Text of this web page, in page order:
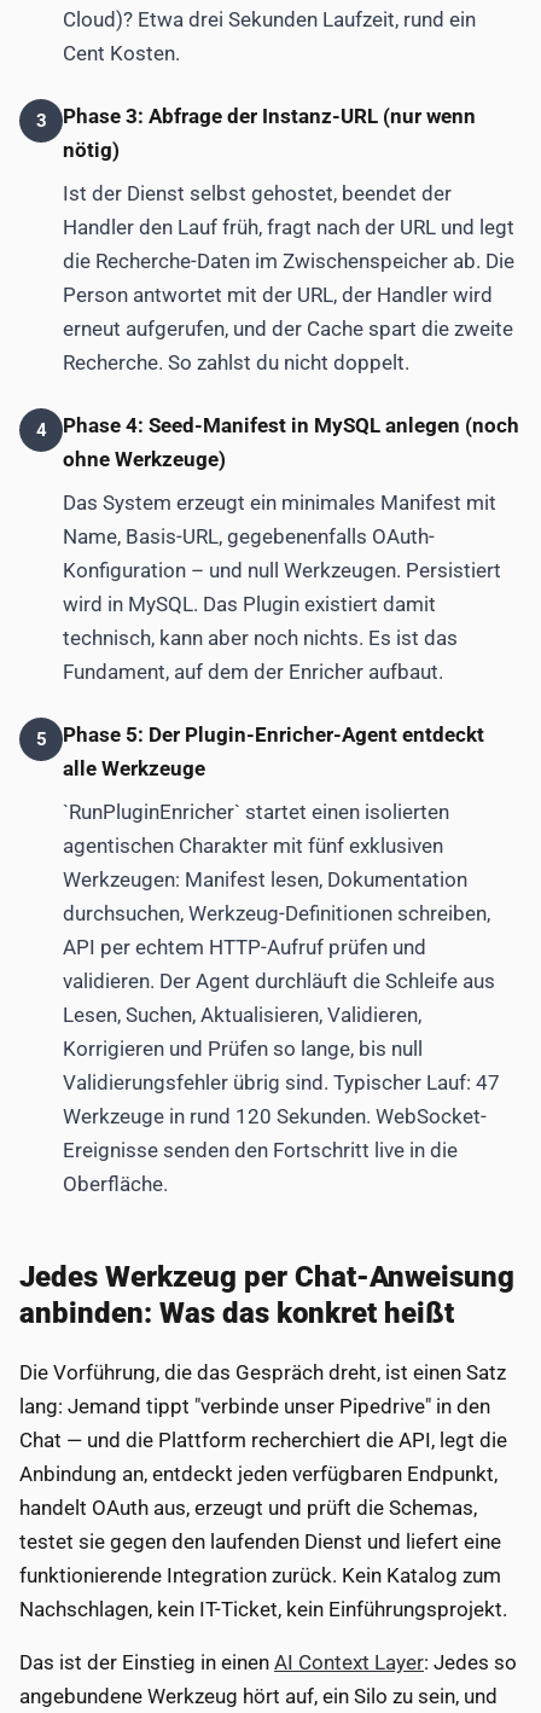
Cloud)? Etwa drei Sekunden Laufzeit, rund ein
Cent Kosten.
3
Phase 3: Abfrage der Instanz-URL (nur wenn
nötig)
Ist der Dienst selbst gehostet, beendet der
Handler den Lauf früh, fragt nach der URL und legt
die Recherche-Daten im Zwischenspeicher ab. Die
Person antwortet mit der URL, der Handler wird
erneut aufgerufen, und der Cache spart die zweite
Recherche. So zahlst du nicht doppelt.
4
Phase 4: Seed-Manifest in MySQL anlegen (noch
ohne Werkzeuge)
Das System erzeugt ein minimales Manifest mit
Name, Basis-URL, gegebenenfalls OAuth-
Konfiguration – und null Werkzeugen. Persistiert
wird in MySQL. Das Plugin existiert damit
technisch, kann aber noch nichts. Es ist das
Fundament, auf dem der Enricher aufbaut.
5
Phase 5: Der Plugin-Enricher-Agent entdeckt
alle Werkzeuge
`RunPluginEnricher` startet einen isolierten
agentischen Charakter mit fünf exklusiven
Werkzeugen: Manifest lesen, Dokumentation
durchsuchen, Werkzeug-Definitionen schreiben,
API per echtem HTTP-Aufruf prüfen und
validieren. Der Agent durchläuft die Schleife aus
Lesen, Suchen, Aktualisieren, Validieren,
Korrigieren und Prüfen so lange, bis null
Validierungsfehler übrig sind. Typischer Lauf: 47
Werkzeuge in rund 120 Sekunden. WebSocket-
Ereignisse senden den Fortschritt live in die
Oberfläche.
Jedes Werkzeug per Chat-Anweisung
anbinden: Was das konkret heißt
Die Vorführung, die das Gespräch dreht, ist einen Satz
lang: Jemand tippt "verbinde unser Pipedrive" in den
Chat — und die Plattform recherchiert die API, legt die
Anbindung an, entdeckt jeden verfügbaren Endpunkt,
handelt OAuth aus, erzeugt und prüft die Schemas,
testet sie gegen den laufenden Dienst und liefert eine
funktionierende Integration zurück. Kein Katalog zum
Nachschlagen, kein IT-Ticket, kein Einführungsprojekt.
Das ist der Einstieg in einen AI Context Layer: Jedes so
angebundene Werkzeug hört auf, ein Silo zu sein, und